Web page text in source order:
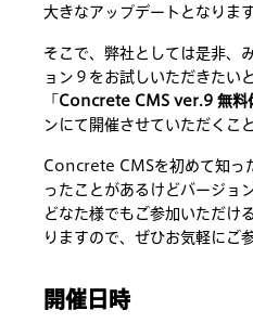
大きなアップデートとなります
そこで、弊社としては是非、
ョン９をお試しいただきたい
「 Concrete CMS ver.9 無料
ンにて開催させていただくこ
Concrete CMSを初めて知っ
ったことがあるけどバージョ
どなた様でもご参加いただけ
りますので、ぜひお気軽にご
開催日時